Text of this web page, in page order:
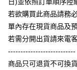
消。如遇 “转专审核”未
容。
【缴款方式说明】
短信。
2. 通过短信链接打开账
账／街口支付／iPASS
4. 下訂完成後，您的手
AFTEE APP推播通知。
5. 收到商品當下無需繳
APP於四大便利商店
請留意繳費期限為 14 天
有最長 45 天內付款之服
全家付款取貨
每笔NT$65，满
付款後全家取貨
若欲購買此商品請務
單內存在現貨商品及
若需分開出貨請來電
---------------------------
商品只可退貨不可換